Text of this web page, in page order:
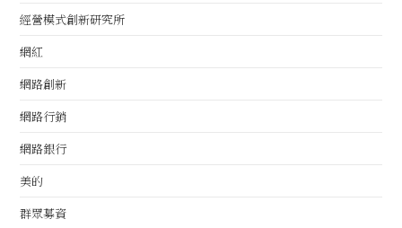
經營模式創新研究所
網紅
網路創新
網路行銷
網路銀行
美的
群眾募資